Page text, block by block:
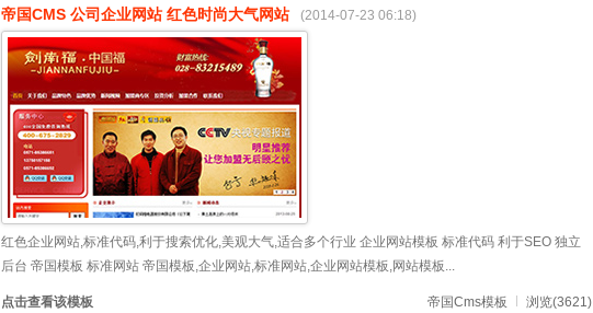
帝国CMS 公司企业网站 红色时尚大气网站 (2014-07-23 06:18)
红色企业网站,标准代码,利于搜索优化,美观大气,适合多个行业 企业网站模板 标准代码 利于SEO 独立
后台 帝国模板 标准网站 帝国模板,企业网站,标准网站,企业网站模板,网站模板...
帝国Cms模板 浏览(3621)
点击查看该模板